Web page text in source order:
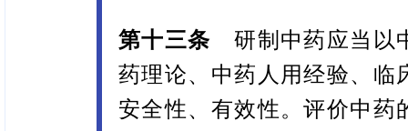
第十三条 研制中药应当以
药理论、中药人用经验、临
安全性、有效性。评价中药